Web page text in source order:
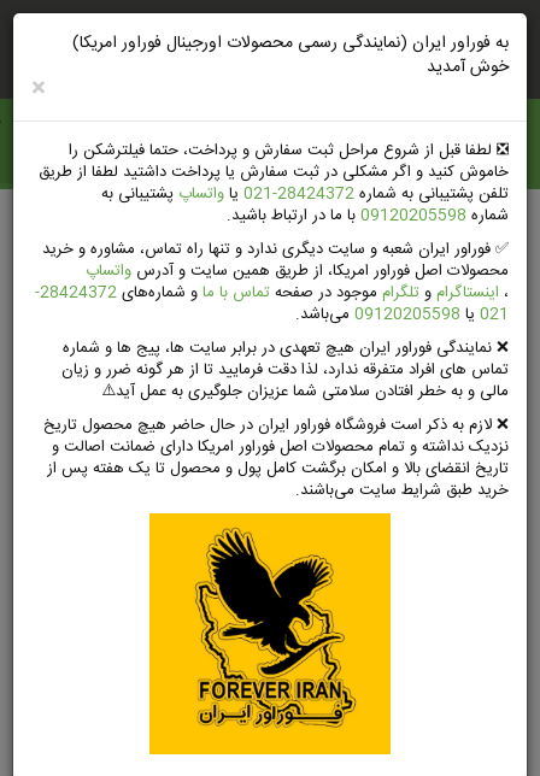
به فوراور ایران (نمایندگی رسمی محصولات اورجینال فوراور امریکا)
خوش آمدید
×
❎️ لطفا قبل از شروع مراحل ثبت سفارش و پرداخت، حتما فیلترشکن را
خاموش کنید و اگر مشکلی در ثبت سفارش یا پرداخت داشتید لطفا از طریق
تلفن پشتیبانی به شماره28424372-021 یاواتساپ پشتیبانی به
شماره 09120205598با ما در ارتباط باشید.
✅ فوراور ایران شعبه و سایت دیگری ندارد و تنها راه تماس، مشاوره و خرید
محصولات اصل فوراور امریکا، از طریق همین سایت و آدرس واتساپ
، اینستاگرامو تلگرام موجود در صفحه تماس با ماو شماره‌های
28424372-
021 یا 09120205598 می‌باشد.
❌ نمایندگی فوراور ایران هیچ تعهدی در برابر سایت ها، پیج ها و شماره
تماس های افراد متفرقه ندارد، لذا دقت فرمایید تا از هر گونه ضرر و زیان
مالی و به خطر افتادن سلامتی شما عزیزان جلوگیری به عمل آید⚠️
❌ لازم به ذکر است فروشگاه فوراور ایران در حال حاضر هیچ محصول تاریخ
نزدیک نداشته و تمام محصولات اصل فوراور امریکا دارای ضمانت اصالت و
تاریخ انقضای بالا و امکان برگشت کامل پول و محصول تا یک هفته پس از
خرید طبق شرایط سایت می‌باشند.
جستجوی پیشرفته
مشاهده کل مجله صفحه اصلی
آرشیو وبلاگ
روش های رفع سریع یبوست در منزل
روش های رفع سریع یبوست در منزل
زمان مطالعه: ۸ دقیقه